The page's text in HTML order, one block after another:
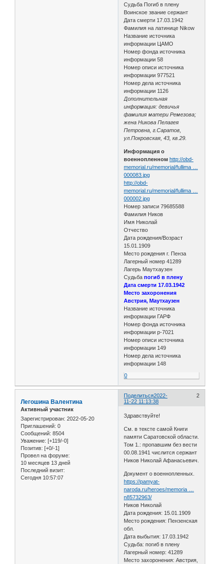
Судьба Погиб в плену
Воинское звание сержант
Дата смерти 17.03.1942
Фамилия на латинице Nikow
Название источника
информации ЦАМО
Номер фонда источника
информации 58
Номер описи источника
информации 977521
Номер дела источника
информации 1126
Дополнительная
информация: девичья
фамилия матери Ремезова;
жена Никова Пелагея
Петровна, г.Саратов,
ул.Покровская, 43, кв.29.
Информация о
военнопленном http://obd-
memorial.ru/memorial/fullima …
000083.jpg
http://obd-
memorial.ru/memorial/fullima …
000002.jpg
Номер записи 79685588
Фамилия Ников
Имя Николай
Отчество
Дата рождения/Возраст
15.01.1909
Место рождения г. Пенза
Лагерный номер 41289
Лагерь Маутхаузен
Судьбапогиб в плену
Дата смерти 17.03.1942
Место захоронения
Австрия, Маутхаузен
Название источника
информации ГАРФ
Номер фонда источника
информации р-7021
Номер описи источника
информации 149
Номер дела источника
информации 148
0
Поделиться 2
2022-
11-22 11:13:38
Легошина Валентина
Активный участник
Зарегистрирован: 2022-05-20
Приглашений: 0
Сообщений: 8504
Уважение: [+119/-0]
Позитив: [+0/-1]
Провел на форуме:
10 месяцев 13 дней
Последний визит:
Сегодня 10:57:07
Здравствуйте!
См. в тексте самой Книги
памяти Саратовской области.
Том 1.: пропавшим без вести
00.08.1941 числится сержант
Ников Николай Афанасьевич.
Документ о военнопленных.
https://pamyat-
naroda.ru/heroes/memoria …
n85732963/
Ников Николай
Дата рождения: 15.01.1909
Место рождения: Пензенская
обл.
Дата выбытия: 17.03.1942
Судьба: погиб в плену
Лагерный номер: 41289
Место захоронения: Австрия,